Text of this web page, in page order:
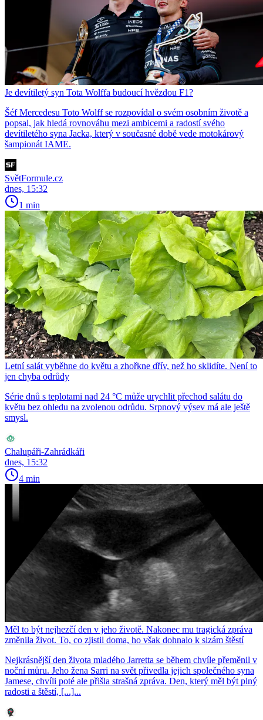
Je devítiletý syn Tota Wolffa budoucí hvězdou F1?
Šéf Mercedesu Toto Wolff se rozpovídal o svém osobním životě a
popsal, jak hledá rovnováhu mezi ambicemi a radostí svého
devítiletého syna Jacka, který v současné době vede motokárový
šampionát IAME.
SvětFormule.cz
dnes, 15:32
1 min
Letní salát vyběhne do květu a zhořkne dřív, než ho sklidíte. Není to
jen chyba odrůdy
Série dnů s teplotami nad 24 °C může urychlit přechod salátu do
květu bez ohledu na zvolenou odrůdu. Srpnový výsev má ale ještě
smysl.
Chalupáři-Zahrádkáři
dnes, 15:32
4 min
Měl to být nejhezčí den v jeho životě. Nakonec mu tragická zpráva
změnila život. To, co zjistil doma, ho však dohnalo k slzám štěstí
Nejkrásnější den života mladého Jarretta se během chvíle přeměnil v
noční můru. Jeho žena Sarri na svět přivedla jejich společného syna
Jamese, chvíli poté ale přišla strašná zpráva. Den, který měl být plný
radosti a štěstí, [...]...